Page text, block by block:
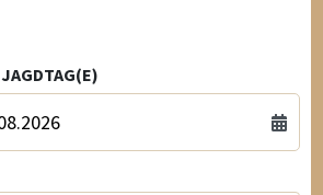
JAGDTAG(E)